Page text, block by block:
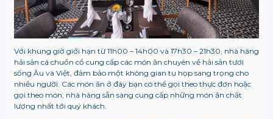
Với khung giờ giới hạn từ 11h00 – 14h00 và 17h30 – 21h30, nhà hàng
hải sản cá chuồn cổ cung cấp các món ăn chuyên về hải sản tươi
sống Âu và Việt, đảm bảo một không gian tụ họp sang trọng cho
nhiều người. Các món ăn ở đây bạn có thể gọi theo thực đơn hoặc
gọi theo món, nhà hàng sẵn sàng cung cấp những món ăn chất
lượng nhất tới quý khách.